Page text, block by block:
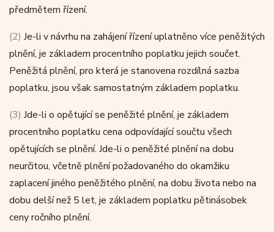
předmětem řízení.
(2) Je-li v návrhu na zahájení řízení uplatněno více peněžitých
plnění, je základem procentního poplatku jejich součet.
Peněžitá plnění, pro která je stanovena rozdílná sazba
poplatku, jsou však samostatným základem poplatku.
(3) Jde-li o opětující se peněžité plnění, je základem
procentního poplatku cena odpovídající součtu všech
opětujících se plnění. Jde-li o peněžité plnění na dobu
neurčitou, včetně plnění požadovaného do okamžiku
zaplacení jiného peněžitého plnění, na dobu života nebo na
dobu delší než 5 let, je základem poplatku pětinásobek
ceny ročního plnění.